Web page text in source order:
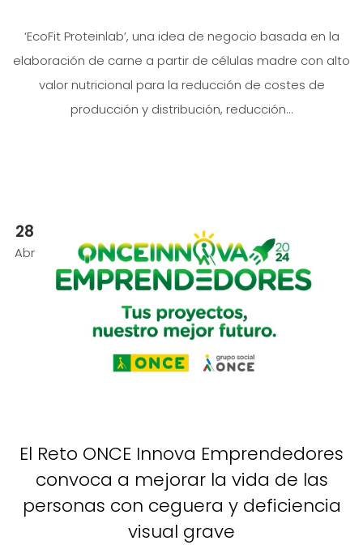
‘EcoFit Proteinlab’, una idea de negocio basada en la
elaboración de carne a partir de células madre con alto
valor nutricional para la reducción de costes de
producción y distribución, reducción...
28
Abr
El Reto ONCE Innova Emprendedores
convoca a mejorar la vida de las
personas con ceguera y deficiencia
visual grave